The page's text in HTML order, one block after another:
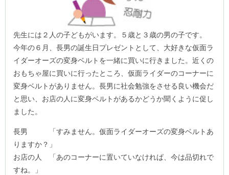
先生には２人の子どもがいます。５歳と３歳の男の子です。
今年の６月、長男の誕生日プレゼントとして、大好きな仮面ラ
イダーオーズの変身ベルトを一緒に買いに行きました。近くの
おもちゃ屋に買いに行ったところ、仮面ライダーのコーナーに
変身ベルトがありません。長男に社会勉強をさせる良い機会だ
と思い、お店の人に変身ベルトがあるかどうか聞くように促し
ました。
長男 「すみません。仮面ライダーオーズの変身ベルトあ
りますか？」
お店の人 「あのコーナーに置いていなければ、今は品切れで
すね。」